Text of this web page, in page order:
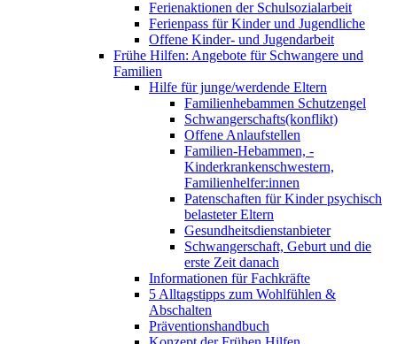
Ferienaktionen der Schulsozialarbeit
Ferienpass für Kinder und Jugendliche
Offene Kinder- und Jugendarbeit
Frühe Hilfen: Angebote für Schwangere und
Familien
Hilfe für junge/werdende Eltern
Familienhebammen Schutzengel
Schwangerschafts(konflikt)
Offene Anlaufstellen
Familien-Hebammen, -
Kinderkrankenschwestern,
Familienhelfer:innen
Patenschaften für Kinder psychisch
belasteter Eltern
Gesundheitsdienstanbieter
Schwangerschaft, Geburt und die
erste Zeit danach
Informationen für Fachkräfte
5 Alltagstipps zum Wohlfühlen &
Abschalten
Präventionshandbuch